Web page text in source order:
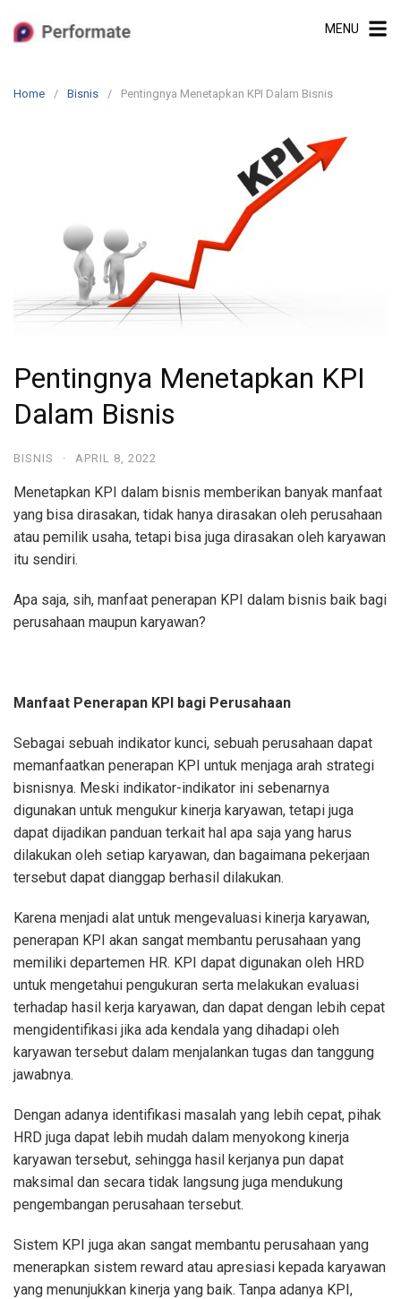
MENU
Home Bisnis Pentingnya Menetapkan KPI Dalam Bisnis
Pentingnya Menetapkan KPI
Dalam Bisnis
BISNIS · APRIL 8, 2022
Menetapkan KPI dalam bisnis memberikan banyak manfaat
yang bisa dirasakan, tidak hanya dirasakan oleh perusahaan
atau pemilik usaha, tetapi bisa juga dirasakan oleh karyawan
itu sendiri.
Apa saja, sih, manfaat penerapan KPI dalam bisnis baik bagi
perusahaan maupun karyawan?
Manfaat Penerapan KPI bagi Perusahaan
Sebagai sebuah indikator kunci, sebuah perusahaan dapat
memanfaatkan penerapan KPI untuk menjaga arah strategi
bisnisnya. Meski indikator-indikator ini sebenarnya
digunakan untuk mengukur kinerja karyawan, tetapi juga
dapat dijadikan panduan terkait hal apa saja yang harus
dilakukan oleh setiap karyawan, dan bagaimana pekerjaan
tersebut dapat dianggap berhasil dilakukan.
Karena menjadi alat untuk mengevaluasi kinerja karyawan,
penerapan KPI akan sangat membantu perusahaan yang
memiliki departemen HR. KPI dapat digunakan oleh HRD
untuk mengetahui pengukuran serta melakukan evaluasi
terhadap hasil kerja karyawan, dan dapat dengan lebih cepat
mengidentifikasi jika ada kendala yang dihadapi oleh
karyawan tersebut dalam menjalankan tugas dan tanggung
jawabnya.
Dengan adanya identifikasi masalah yang lebih cepat, pihak
HRD juga dapat lebih mudah dalam menyokong kinerja
karyawan tersebut, sehingga hasil kerjanya pun dapat
maksimal dan secara tidak langsung juga mendukung
pengembangan perusahaan tersebut.
Sistem KPI juga akan sangat membantu perusahaan yang
menerapkan sistem reward atau apresiasi kepada karyawan
yang menunjukkan kinerja yang baik. Tanpa adanya KPI,